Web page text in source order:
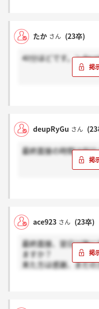
たか さん (23卒)
40分ほどです。＞
deupRyGu さん
最終面接の時間は何分
ace923 さん (23卒)
最終面接、翌日以降
ますか？
来た方は感謝、まだの